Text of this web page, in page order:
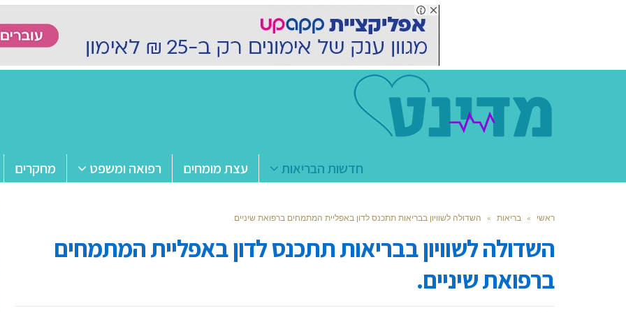
חדשות הבריאות עצת מומחים רפואה ומשפט מחקרים
ראשי » בריאות » השדולה לשוויון בבריאות תתכנס לדון באפליית המתמחים ברפואת שיניים.
השדולה לשוויון בבריאות תתכנס לדון באפליית המתמחים
ברפואת שיניים.